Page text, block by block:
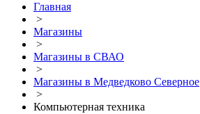
Главная
>
Магазины
>
Магазины в СВАО
>
Магазины в Медведково Северное
>
Компьютерная техника